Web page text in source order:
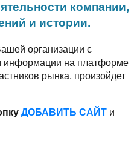
компании,
и истории.
организации с
на платформе
рынка, произойдет
ДОБАВИТЬ САЙТ и